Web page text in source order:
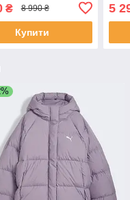
₴ 8 990 ₴
Купити
5